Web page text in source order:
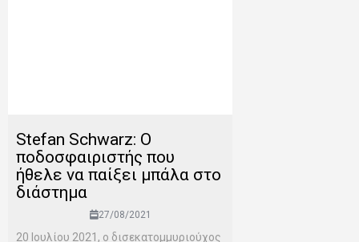
Stefan Schwarz: Ο
ποδοσφαιριστής που
ήθελε να παίξει μπάλα στο
διάστημα
27/08/2021
20 Ιουλίου 2021, ο δισεκατομμυριούχος